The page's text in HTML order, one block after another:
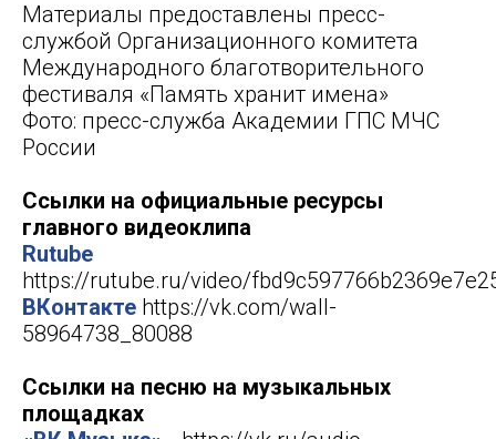
Материалы предоставлены пресс-
службой Организационного комитета
Международного благотворительного
фестиваля «Память хранит имена»
Фото: пресс-служба Академии ГПС МЧС
России
Ссылки на официальные ресурсы
главного видеоклипа
Rutube
https://rutube.ru/video/
ВКонтакте https://vk.com/wall-
58964738_80088
Ссылки на песню на музыкальных
площадках